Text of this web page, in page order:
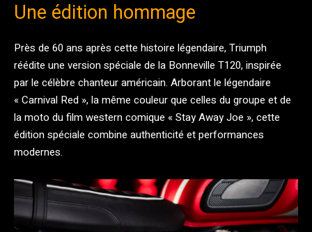
Une édition hommage
Près de 60 ans après cette histoire légendaire, Triumph
réédite une version spéciale de la Bonneville T120, inspirée
par le célèbre chanteur américain. Arborant le légendaire
« Carnival Red », la même couleur que celles du groupe et de
la moto du film western comique « Stay Away Joe », cette
édition spéciale combine authenticité et performances
modernes.